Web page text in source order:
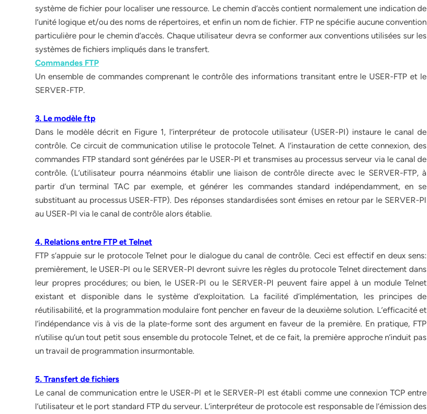
système de fichier pour localiser une ressource. Le chemin d’accès contient normalement une indication de
l’unité logique et/ou des noms de répertoires, et enfin un nom de fichier. FTP ne spécifie aucune convention
particulière pour le chemin d’accès. Chaque utilisateur devra se conformer aux conventions utilisées sur les
systèmes de fichiers impliqués dans le transfert.
Commandes FTP
Un ensemble de commandes comprenant le contrôle des informations transitant entre le USER-FTP et le
SERVER-FTP.
3. Le modèle ftp
Dans le modèle décrit en Figure 1, l’interpréteur de protocole utilisateur (USER-PI) instaure le canal de
contrôle. Ce circuit de communication utilise le protocole Telnet. A l’instauration de cette connexion, des
commandes FTP standard sont générées par le USER-PI et transmises au processus serveur via le canal de
contrôle. (L’utilisateur pourra néanmoins établir une liaison de contrôle directe avec le SERVER-FTP, à
partir d’un terminal TAC par exemple, et générer les commandes standard indépendamment, en se
substituant au processus USER-FTP). Des réponses standardisées sont émises en retour par le SERVER-PI
au USER-PI via le canal de contrôle alors établie.
4. Relations entre FTP et Telnet
FTP s’appuie sur le protocole Telnet pour le dialogue du canal de contrôle. Ceci est effectif en deux sens:
premièrement, le USER-PI ou le SERVER-PI devront suivre les règles du protocole Telnet directement dans
leur propres procédures; ou bien, le USER-PI ou le SERVER-PI peuvent faire appel à un module Telnet
existant et disponible dans le système d’exploitation. La facilité d’implémentation, les principes de
réutilisabilité, et la programmation modulaire font pencher en faveur de la deuxième solution. L’efficacité et
l’indépendance vis à vis de la plate-forme sont des argument en faveur de la première. En pratique, FTP
n’utilise qu’un tout petit sous ensemble du protocole Telnet, et de ce fait, la première approche n’induit pas
un travail de programmation insurmontable.
5. Transfert de fichiers
Le canal de communication entre le USER-PI et le SERVER-PI est établi comme une connexion TCP entre
l’utilisateur et le port standard FTP du serveur. L’interpréteur de protocole est responsable de l’émission des